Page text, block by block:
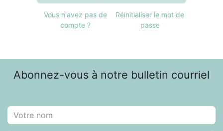
Vous n'avez pas de
compte ?
Réinitialiser le mot de
passe
Abonnez-vous à notre bulletin courriel